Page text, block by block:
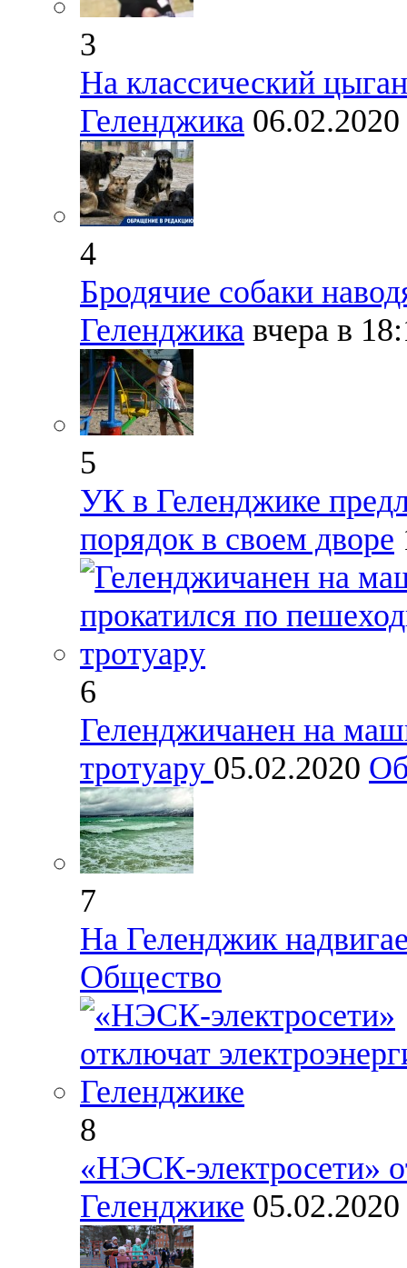
3
На классический
Геленджика 06.02.2020
4
Бродячие собаки
Геленджика вчера в
5
УК в Геленджике
порядок в своем дворе
6
Геленджичанен на
тротуару 05.02.2020
7
На Геленджик
Общество
8
«НЭСК-электросети»
Геленджике 05.02.2020